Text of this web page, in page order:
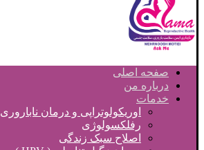
صفحه اصلی
درباره من
خدمات
اوریکولوتراپی و درمان ناباروری
رفلکسولوژی
اصلاح سبک زندگی